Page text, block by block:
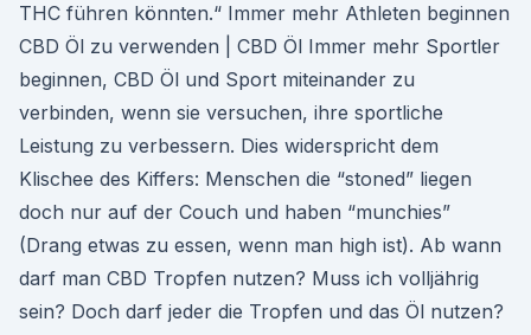
THC führen könnten.“ Immer mehr Athleten beginnen
CBD Öl zu verwenden | CBD Öl Immer mehr Sportler
beginnen, CBD Öl und Sport miteinander zu
verbinden, wenn sie versuchen, ihre sportliche
Leistung zu verbessern. Dies widerspricht dem
Klischee des Kiffers: Menschen die “stoned” liegen
doch nur auf der Couch und haben “munchies”
(Drang etwas zu essen, wenn man high ist). Ab wann
darf man CBD Tropfen nutzen? Muss ich volljährig
sein? Doch darf jeder die Tropfen und das Öl nutzen?